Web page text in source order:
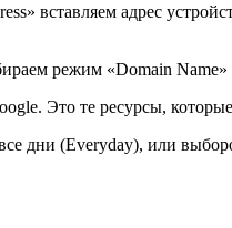
вставляем адрес
режим «Domain
Это те ресурсы,
дни (Everyday), или